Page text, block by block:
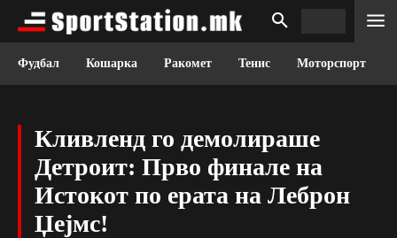
Фудбал Кошарка Ракомет Тенис Моторспорт
Кливленд го демолираше
Детроит: Прво финале на
Истокот по ерата на Леброн
Џејмс!